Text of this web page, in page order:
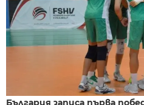
България записа първа